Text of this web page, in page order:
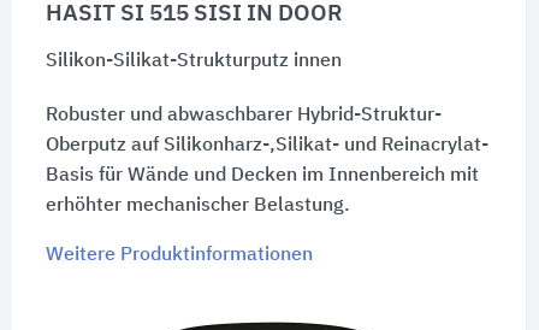
HASIT SI 515 SISI IN DOOR
Silikon-Silikat-Strukturputz innen
Robuster und abwaschbarer Hybrid-Struktur-
Oberputz auf Silikonharz-,Silikat- und Reinacrylat-
Basis für Wände und Decken im Innenbereich mit
erhöhter mechanischer Belastung.
Weitere Produktinformationen